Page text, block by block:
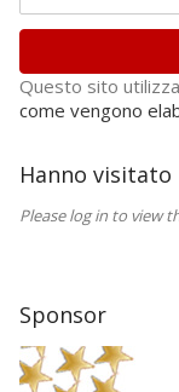
Questo sito
come vengono
Hanno
Please log in to view
Sponsor